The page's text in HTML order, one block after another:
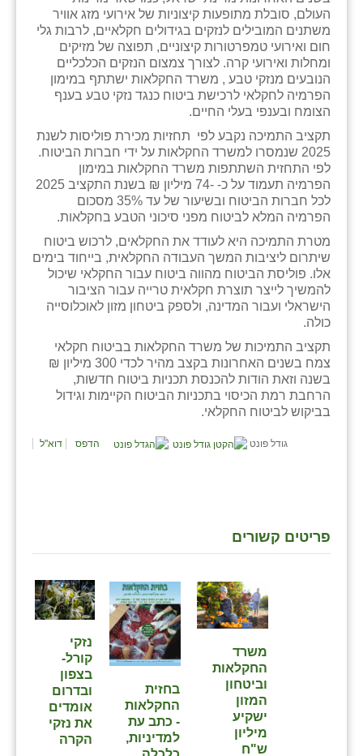
העולם, סובלת מתופעות קיצוניות של אירועי מזג אוויר
משתנים המובילים לנזקים בגידולים חקלאיים, לרבות גלי
חום ואירועי טמפרטורות קיצוניים, תפוצה של מזיקים
ומחלות ואירועי קרה. לצורך צמצום הנזקים הכלכליים
הנובעים מנזקי טבע , משרד החקלאות ישתתף במימון
הפרמיה לחקלאי לרכישת ביטוח כנגד נזקי טבע בענף
הצומח ובענפי בעלי החיים.
תקציב התמיכה נקבע לפי תחזיות מכירת פוליסות לשנת
2025 שנמסרו למשרד החקלאות על ידי חברות הביטוח.
לפי התחזית השתתפות משרד החקלאות במימון
הפרמיה תעמוד על כ- -74 מיליון ₪ בשנת התקציב 2025
לכל חברות הביטוח ובשיעור של עד 35% מסכום
הפרמיה המלא לביטוח מפני סיכוני הטבע בחקלאות.
מטרת התמיכה היא לעודד את החקלאים, לרכוש ביטוח
שיתרום ליציבות המשך העבודה החקלאית, בייחוד בימים
אלו. פוליסת הביטוח מהווה ביטוח עבור החקלאי שיכול
להמשיך לייצר תוצרת חקלאית טרייה עבור הציבור
הישראלי ועבור המדינה, ולספק ביטחון מזון לאוכלוסייה
כולה.
תקציב התמיכות של משרד החקלאות בביטוח חקלאי
צמח בשנים האחרונות בקצב מהיר לכדי 300 מיליון ₪
בשנה וזאת הודות להכנסת תכניות ביטוח חדשות,
הרחבת רמת הכיסוי בתכניות הביטוח הקיימות וגידול
בביקוש לביטוח החקלאי.
גודל פונט הדפס דוא"ל
פריטים קשורים
נזקי
קורל-
בצפון
ובדרום
אומדים
את נזקי
הקרה
בחזית
החקלאות
- כתב עת
למדיניות,
משרד
החקלאות
וביטחון
המזון
ישקיע
מיליון
ש"ח
כפר ביאליק
כפר הרי״ף
כפר מישר
כפר מע״ש
כפר מרדכי
כפר סבא (אגרא)
כפר שמריהו
מישר
מכורה
מנחמיה
נאות הכיכר
נווה אטי״ב
עמרים